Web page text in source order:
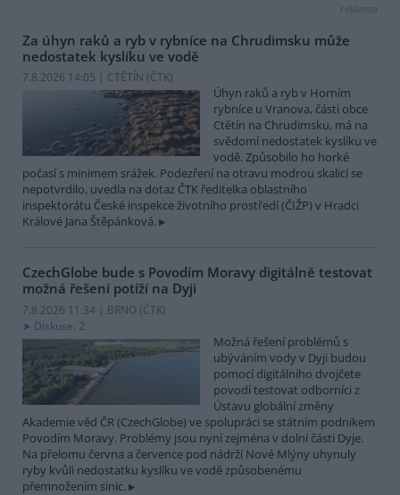
reklama
Za úhyn raků a ryb v rybníce na Chrudimsku může
nedostatek kyslíku ve vodě
7.8.2026 14:05 | CTĚTÍN (ČTK)
Úhyn raků a ryb v Horním
rybníce u Vranova, části obce
Ctětín na Chrudimsku, má na
svědomí nedostatek kyslíku ve
vodě. Způsobilo ho horké
počasí s minimem srážek. Podezření na otravu modrou skalicí se
nepotvrdilo, uvedla na dotaz ČTK ředitelka oblastního
inspektorátu České inspekce životního prostředí (ČIŽP) v Hradci
Králové Jana Štěpánková.
CzechGlobe bude s Povodím Moravy digitálně testovat
možná řešení potíží na Dyji
7.8.2026 11:34 | BRNO (ČTK)
Diskuse: 2
Možná řešení problémů s
ubýváním vody v Dyji budou
pomocí digitálního dvojčete
povodí testovat odborníci z
Ústavu globální změny
Akademie věd ČR (CzechGlobe) ve spolupráci se státním podnikem
Povodím Moravy. Problémy jsou nyní zejména v dolní části Dyje.
Na přelomu června a července pod nádrží Nové Mlýny uhynuly
ryby kvůli nedostatku kyslíku ve vodě způsobenému
přemnožením sinic.